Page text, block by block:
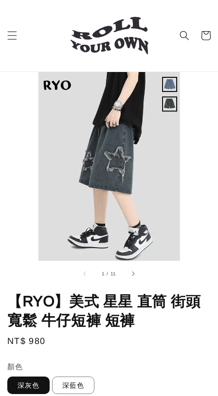
1 / 11
【RYO】美式 星星 直筒 街頭
寬鬆 牛仔短褲 短褲
Regular
NT$ 980
顏色
深灰色 深藍色